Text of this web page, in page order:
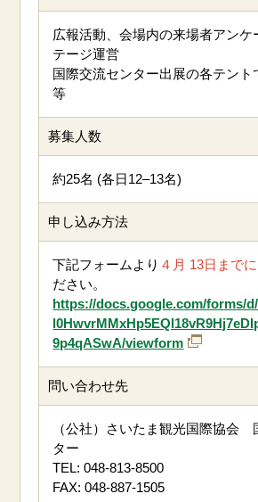
広報活動、会場内の来場者アンケ
テージ運営
国際交流センター出展の各テント
等
募集人数
約25名 (各日12–13名)
申し込み方法
下記フォームより ４月 13日までに
ださい。
https://docs.google.com/forms/
9p4qASwA/viewform
問い合わせ先
（公社）さいたま観光国際協会
ター
TEL: 048-813-8500
FAX: 048-887-1505